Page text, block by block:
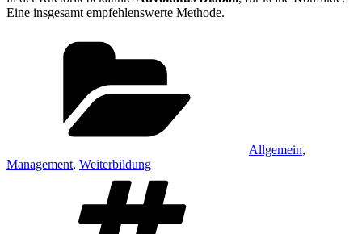
Eine insgesamt empfehlenswerte Methode.
Allgemein,
Management, Weiterbildung